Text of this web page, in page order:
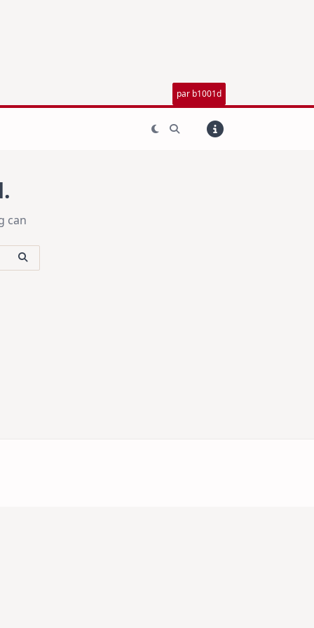
par b1001d
can